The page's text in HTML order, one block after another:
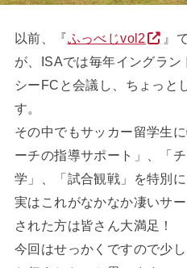
以前、『ふっべじvol2
』
が、ISAでは毎年イングラ
シーFCと会議し、ちょっと
す。
その中でもサッカー留学生
ーチの指導サポート」、「
学」、「試合観戦」を特別に
実はこれがなかなか凄いサ
された方は皆さん大満足！
今回はせっかくですので少